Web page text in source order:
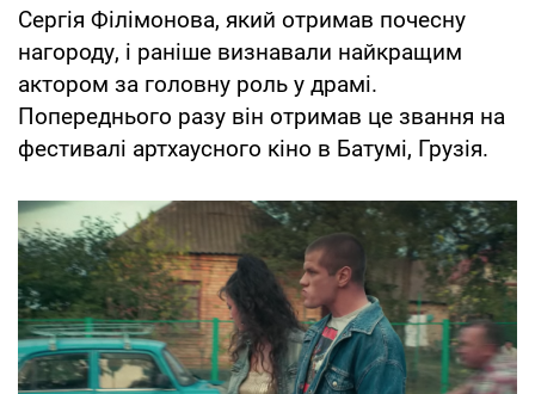
Сергія Філімонова, який отримав почесну
нагороду, і раніше визнавали найкращим
актором за головну роль у драмі.
Попереднього разу він отримав це звання на
фестивалі артхаусного кіно в Батумі, Грузія.